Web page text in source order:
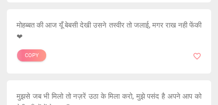
मोहब्बत की आज यूँ बेबसी देखी उसने तस्वीर तो जलाई, मगर राख नही फेंकी
❤
COPY
मुझसे जब भी मिलो तो नज़रें उठा के मिला करो, मुझे पसंद है अपने आप को